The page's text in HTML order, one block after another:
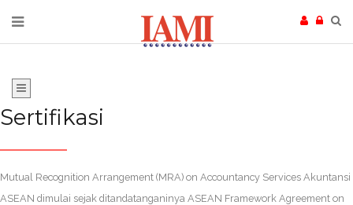
Sertifikasi
Mutual Recognition Arrangement (MRA) on Accountancy Services Akuntansi
ASEAN dimulai sejak ditandatanganinya ASEAN Framework Agreement on